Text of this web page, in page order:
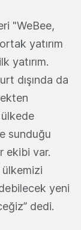
"WeBee,
yatırım
yatırım.
dışında da
ülkede
sunduğu
ekibi var.
yeni
dedi.